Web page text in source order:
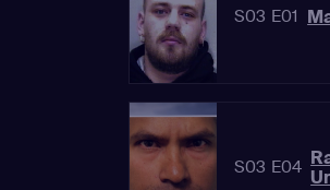
S03 E01
S03 E04